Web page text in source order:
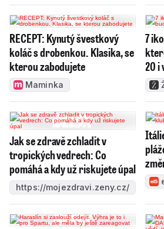
RECEPT: Kynutý švestkový
koláč s drobenkou. Klasika, se
kterou zabodujete
Maminka
7
20 i
Jak se zdravě zchladit v
tropických vedrech: Co
pomáhá a kdy už riskujete úpal
https://mojezdravi.zeny.cz/